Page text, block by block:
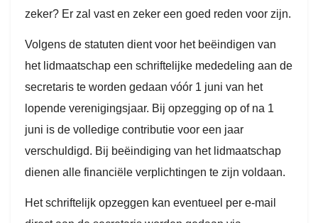
zeker? Er zal vast en zeker een goed reden voor zijn.
Volgens de statuten dient voor het beëindigen van
het lidmaatschap een schriftelijke mededeling aan de
secretaris te worden gedaan vóór 1 juni van het
lopende verenigingsjaar. Bij opzegging op of na 1
juni is de volledige contributie voor een jaar
verschuldigd. Bij beëindiging van het lidmaatschap
dienen alle financiële verplichtingen te zijn voldaan.
Het schriftelijk opzeggen kan eventueel per e-mail